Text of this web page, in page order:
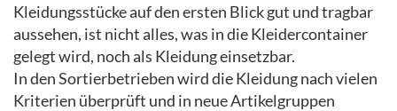
Kleidungsstücke auf den ersten Blick gut und tragbar
aussehen, ist nicht alles, was in die Kleidercontainer
gelegt wird, noch als Kleidung einsetzbar.
In den Sortierbetrieben wird die Kleidung nach vielen
Kriterien überprüft und in neue Artikelgruppen